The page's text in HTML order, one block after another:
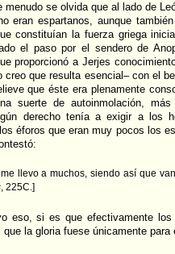
menudo se olvida que al lado de
eran espartanos, aunque
constituían la fuerza griega
el paso por el sendero de
proporcionó a Jerjes
creo que resulta esencial– con el
que éste era plenamente
suerte de autoinmolación,
derecho tenía a exigir a los
éforos que eran muy pocos los
llevo a muchos, siendo así que
, 225C.]
eso, si es que efectivamente
que la gloria fuese únicamente